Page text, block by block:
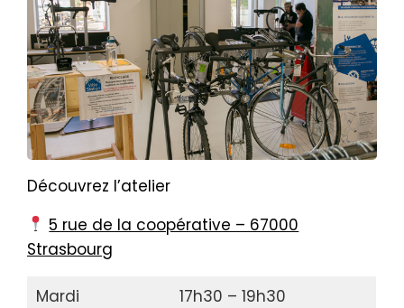
Découvrez l’atelier
5 rue de la coopérative – 67000
Strasbourg
Mardi
17h30 – 19h30